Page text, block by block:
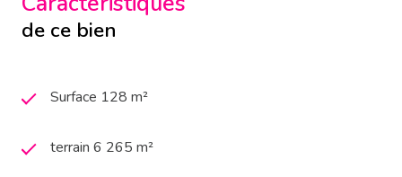
de ce bien
Surface 128 m²
terrain 6 265 m²